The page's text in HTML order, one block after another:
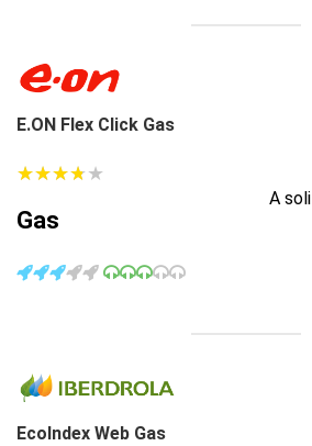
E.ON Flex Click Gas
★★★★★
★★★★★
Gas
A soli
EcoIndex Web Gas